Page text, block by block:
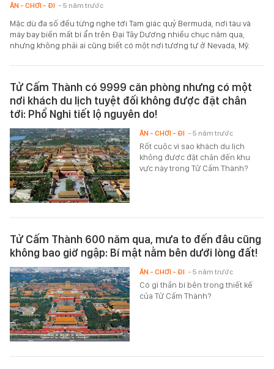
ĂN - CHƠI - ĐI - 5 năm trước
Mặc dù đa số đều từng nghe tới Tam giác quỷ Bermuda, nơi tàu và
máy bay biến mất bí ẩn trên Đại Tây Dương nhiều chục năm qua,
nhưng không phải ai cũng biết có một nơi tương tự ở Nevada, Mỹ.
Tử Cấm Thành có 9999 căn phòng nhưng có một
nơi khách du lịch tuyệt đối không được đặt chân
tới: Phổ Nghi tiết lộ nguyên do!
Rốt cuộc vì sao khách du lịch
không được đặt chân đến khu
vực này trong Tử Cấm Thành?
ĂN - CHƠI - ĐI - 5 năm trước
Tử Cấm Thành 600 năm qua, mưa to đến đâu cũng
không bao giờ ngập: Bí mật nằm bên dưới lòng đất!
Có gì thần bí bên trong thiết kế
của Tử Cấm Thành?
ĂN - CHƠI - ĐI - 5 năm trước